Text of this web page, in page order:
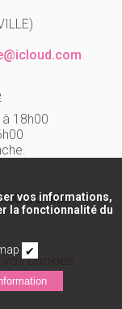
18h00
à 21h00
vos cookies
vos informations,
la fonctionnalité du